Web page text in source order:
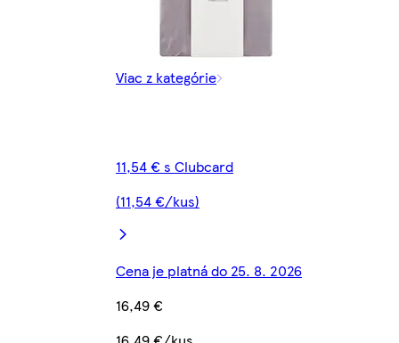
Viac z kategórie
11,54 € s Clubcard
(11,54 €/kus)
Cena je platná do 25. 8. 2026
16,49 €